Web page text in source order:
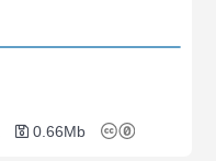
0.66Mb